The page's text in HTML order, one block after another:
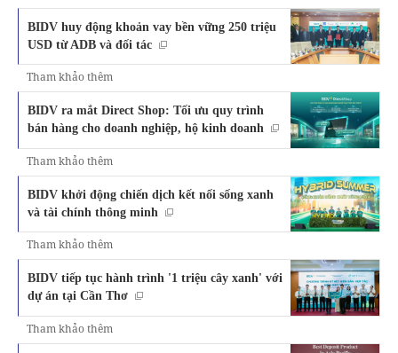
BIDV huy động khoản vay bền vững 250 triệu
USD từ ADB và đối tác
Tham khảo thêm
BIDV ra mắt Direct Shop: Tối ưu quy trình
bán hàng cho doanh nghiệp, hộ kinh doanh
Tham khảo thêm
BIDV khởi động chiến dịch kết nối sống xanh
và tài chính thông minh
Tham khảo thêm
BIDV tiếp tục hành trình '1 triệu cây xanh' với
dự án tại Cần Thơ
Tham khảo thêm